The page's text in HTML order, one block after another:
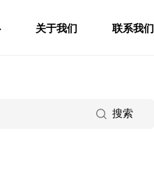
关于我们 联系我们
搜索